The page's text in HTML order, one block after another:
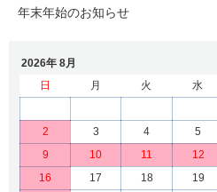
年末年始のお知らせ
2026年 8月
日
月 火 水
2
3 4 5
9
10 11 12
16
17 18 19